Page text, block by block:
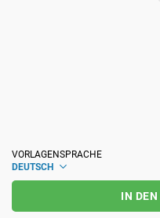
IATF 16949
AS9100
Luft- und Raumfahrt
Automobilindustrie
VORLAGENSPRACHE
DEUTSCH
IN